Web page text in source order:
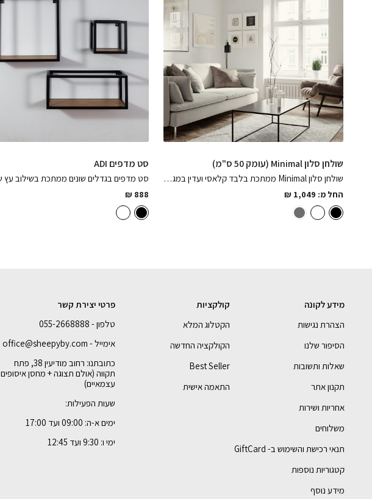
שולחן סלון Minimal (עומק 50 ס"מ)
שולחן סלון Minimal ממתכת בלבד קלאסי ועדין במגוון צבעים לבחירה
החל מ: ₪ 1,049
סט מדפים ADI
₪ 888
מידע לקונה
הצהרת נגישות
הסיפור שלנו
שאלות ותשובות
תקנון אתר
אחריות ושירות
משלוחים
תנאי רכישת והשימוש ב- GiftCard
קטגוריות נוספות
מידע נוסף
קולקציות
הקטלוג המלא
הקולקציה החדשה
Best Seller
התאמה אישית
פרטי יצירת קשר
טלפון - 055-2668888
אימייל - office@sheepyby.com
כתובתנו: רחוב מודיעין 38, פתח
תקווה (אולם תצוגה + מחסן איסופים
עצמאיים)
שעות הפעילות:
ימים א-ה: 09:00 ועד 17:00
ימי ו: 9:30 ועד 12:45